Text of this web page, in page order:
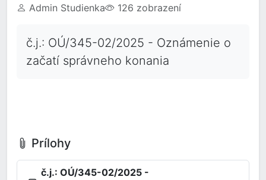
Admin Studienka
126 zobrazení
č.j.: OÚ/345-02/2025 - Oznámenie o
začatí správneho konania
Prílohy
č.j.: OÚ/345-02/2025 -